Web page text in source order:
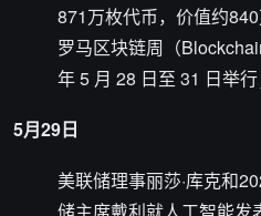
871万枚代币，价值约
罗马区块链周（
年 5 月 28 日至 31 日举行
5月29日
美联储理事丽莎·库克和